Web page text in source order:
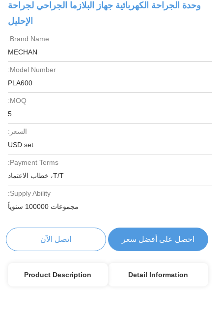
وحدة الجراحة الكهربائية جهاز البلازما الجراحي لجراحة
الإحليل
Brand Name:
MECHAN
Model Number:
PLA600
MOQ:
5
السعر:
USD set
Payment Terms:
T/T، خطاب الاعتماد
Supply Ability:
مجموعات 100000 سنوياً
احصل على أفضل سعر اتصل الآن
Detail Information
Product Description